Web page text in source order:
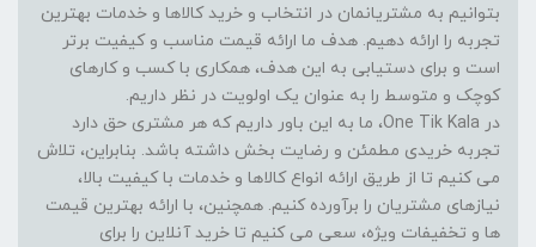
بتوانیم به مشتریانمان در انتخاب و خرید کالاها و خدمات بهترین
تجربه را ارائه دهیم. هدف ما ارائه قیمت مناسب و کیفیت برتر
است و برای دستیابی به این هدف، همکاری با کسب و کارهای
کوچک و متوسط را به عنوان یک اولویت در نظر داریم.
در One Tik Kala، ما به این باور داریم که هر مشتری حق دارد
تجربه خریدی مطمئن و رضایت بخش داشته باشد. بنابراین، تلاش
می کنیم تا از طریق ارائه انواع کالاها و خدمات با کیفیت بالا،
نیازهای مشتریان را برآورده کنیم. همچنین، با ارائه بهترین قیمت
ها و تخفیفات ویژه، سعی می کنیم تا خرید آنلاین را برای